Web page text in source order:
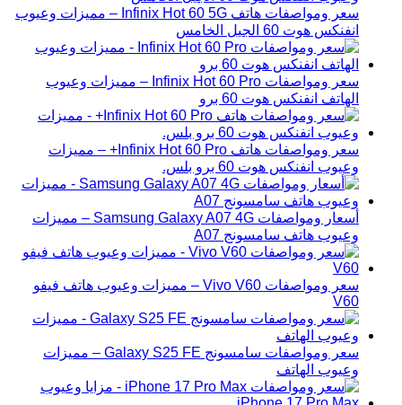
سعر ومواصفات هاتف Infinix Hot 60 5G – مميزات وعيوب
انفنكس هوت 60 الجيل الخامس
سعر ومواصفات Infinix Hot 60 Pro – مميزات وعيوب
الهاتف انفنكس هوت 60 برو
سعر ومواصفات هاتف Infinix Hot 60 Pro+ – مميزات
وعيوب انفنكس هوت 60 برو بلس.
أسعار ومواصفات Samsung Galaxy A07 4G – مميزات
وعيوب هاتف سامسونج A07
سعر ومواصفات Vivo V60 – مميزات وعيوب هاتف فيفو
V60
سعر ومواصفات سامسونج Galaxy S25 FE – مميزات
وعيوب الهاتف